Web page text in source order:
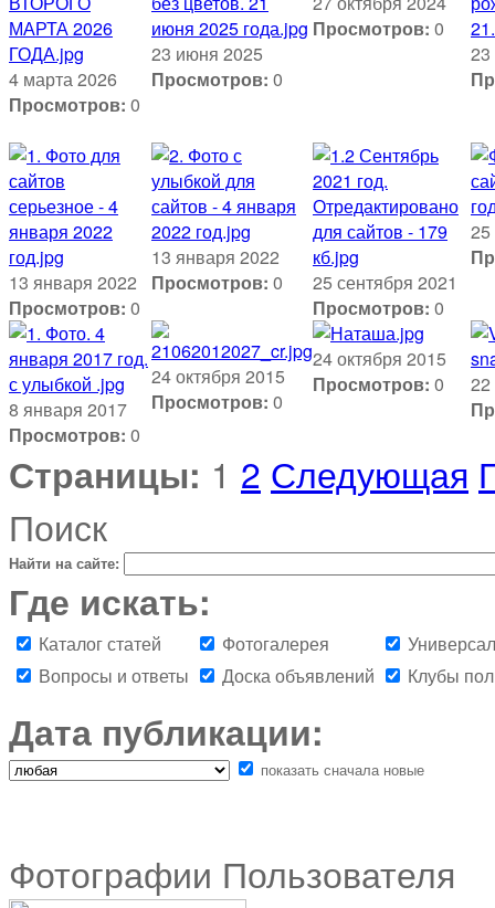
4 марта 2026
Просмотров: 0
23 июня 2025
Просмотров: 0
Просмотров: 0
13 января 2022
Просмотров: 0
13 января 2022
Просмотров: 0
25 сентября 2021
Просмотров: 0
8 января 2017
Просмотров: 0
24 октября 2015
Просмотров: 0
24 октября 2015
Просмотров: 0
22
Страницы: 1 2 Следующая
Поиск
Найти на сайте:
Где искать:
Каталог статей Фотогалерея
Вопросы и ответы
Доска объявлений Клубы
Дата публикации:
показать сначала новые
Фотографии Пользователя